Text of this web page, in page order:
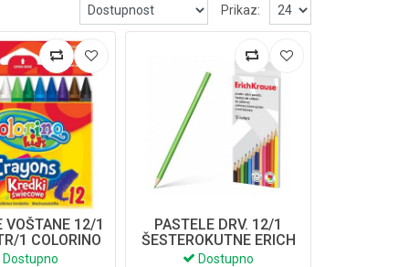
Prikaz:
VOŠTANE 12/1
1 COLORINO
Dostupno
PASTELE DRV. 12/1
ŠESTEROKUTNE ERICH
KRAUSE 53361
Dostupno